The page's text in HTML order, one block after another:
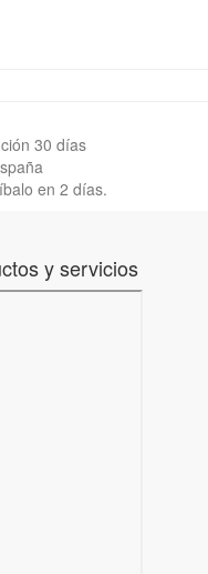
30 días
en 2 días.
y servicios